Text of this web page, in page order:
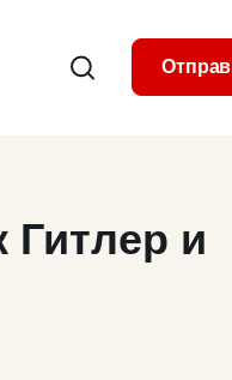
Search
Гитлер и